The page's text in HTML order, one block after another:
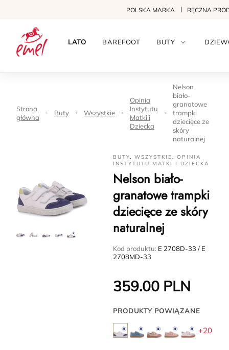
POLSKA MARKA RĘCZNA
LATO BAREFOOT BUTY
Strona
główna
Buty Wszystkie
Opinia
Instytutu
Matki i
Dziecka
Nelson
biało-
granatowe
trampki
dziecięce ze
skóry
naturalnej
BUTY,WSZYSTKIE,OPINIA
INSTYTUTU MATKI I DZIECKA
Nelson biało-
granatowe trampki
dziecięce ze skóry
naturalnej
Kod produktu: E 2708D-33 / E
2708MD-33
359.00 PLN
PRODUKTY POWIĄZANE
+20